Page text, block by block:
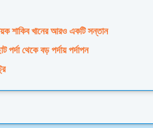
শাকিব খানের আরও একটি সন্তান
পর্দা থেকে বড় পর্দায় পর্দাপন